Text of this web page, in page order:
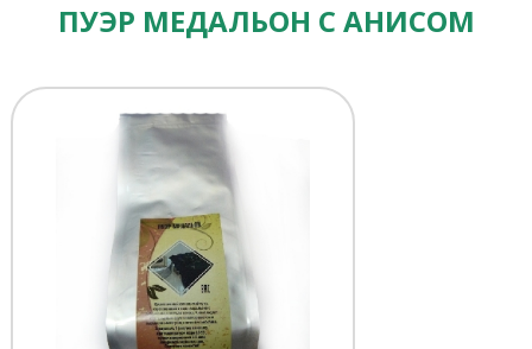
ПУЭР МЕДАЛЬОН С АНИСОМ